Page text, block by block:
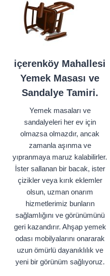
içerenköy Mahallesi
Yemek Masası ve
Sandalye Tamiri.
Yemek masaları ve
sandalyeleri her ev için
olmazsa olmazdır, ancak
zamanla aşınma ve
yıpranmaya maruz kalabilirler.
İster sallanan bir bacak, ister
çizikler veya kırık eklemler
olsun, uzman onarım
hizmetlerimiz bunların
sağlamlığını ve görünümünü
geri kazandırır. Ahşap yemek
odası mobilyalarını onararak
uzun ömürlü dayanıklılık ve
yeni bir görünüm sağlıyoruz.